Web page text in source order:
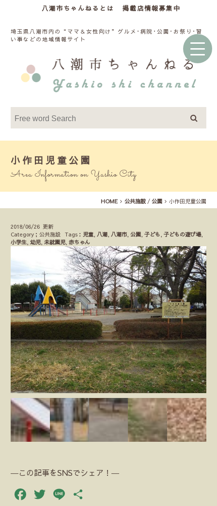
八潮市ちゃんねるとは 掲載店情報募集中
埼玉県八潮市内の“ママ＆女性向け”グルメ･病院･公園･お祭り･習
い事などの地域情報サイト
小作田児童公園
Area Information on Yashio City
HOME 公共施設/ 公園 小作田児童公園
2018/06/26 更新
Category；公共施設Tags： 児童 八潮 八潮市 ,公園 ,子ども ,子どもの遊び場,
小学生 ,幼児,未就園児,赤ちゃん
―この記事をSNSでシェア！―
Facebook
Twitter
Line